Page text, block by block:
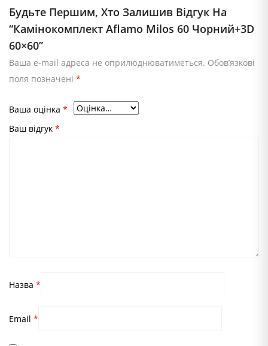
Будьте Першим, Хто Залишив Відгук На
“Камінокомплект Aflamo Milos 60 Чорний+3D
60×60”
Ваша e-mail адреса не оприлюднюватиметься. Обов’язкові
поля позначені *
Ваша оцінка *
Ваш відгук *
Назва *
Email *